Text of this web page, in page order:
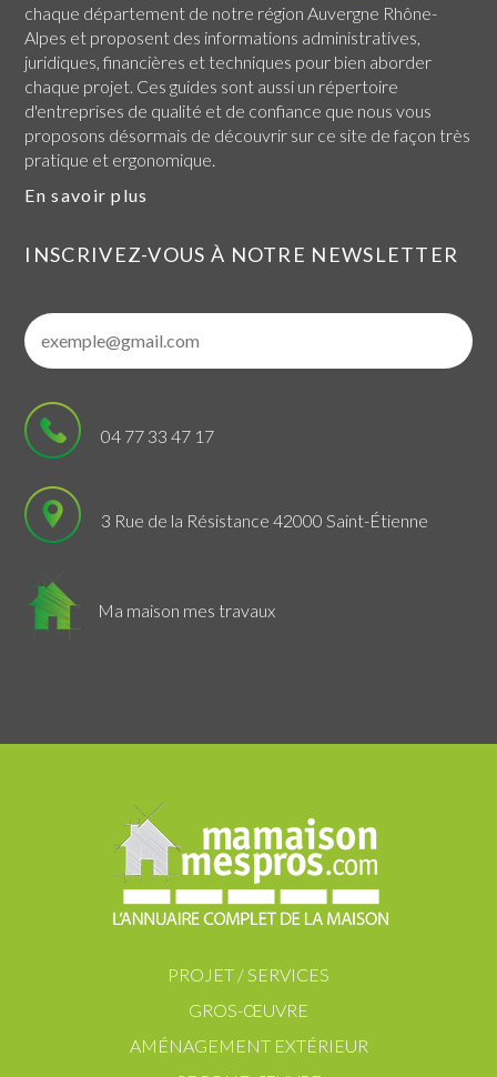
chaque département de notre région Auvergne Rhône-
Alpes et proposent des informations administratives,
juridiques, financières et techniques pour bien aborder
chaque projet. Ces guides sont aussi un répertoire
d'entreprises de qualité et de confiance que nous vous
proposons désormais de découvrir sur ce site de façon très
pratique et ergonomique.
En savoir plus
INSCRIVEZ-VOUS À NOTRE NEWSLETTER
04 77 33 47 17
3 Rue de la Résistance 42000 Saint-Étienne
Ma maison mes travaux
PROJET / SERVICES
GROS-ŒUVRE
AMÉNAGEMENT EXTÉRIEUR